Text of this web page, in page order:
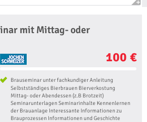
mit Mittag- oder
100 €
Brauseminar unter fachkundiger Anleitung
Selbstständiges Bierbrauen Bierverkostung
Mittag- oder Abendessen (z.B Brotzeit)
Seminarunterlagen Seminarinhalte Kennenlernen
der Brauanlage Interessante Informationen zu
Brauprozessen Informationen und Geschichte